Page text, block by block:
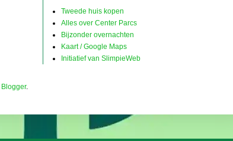
Tweede huis kopen
Alles over Center Parcs
Bijzonder overnachten
Kaart / Google Maps
Initiatief van SlimpieWeb
Blogger.